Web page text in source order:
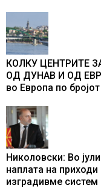
КОЛКУ ЦЕНТРИТЕ
ОД ДУНАВ И ОД
во Европа по
Николовски: Во
наплата на
изградивме систем